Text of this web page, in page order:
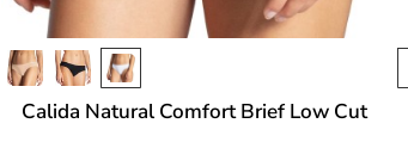
Calida Natural Comfort Brief Low Cut